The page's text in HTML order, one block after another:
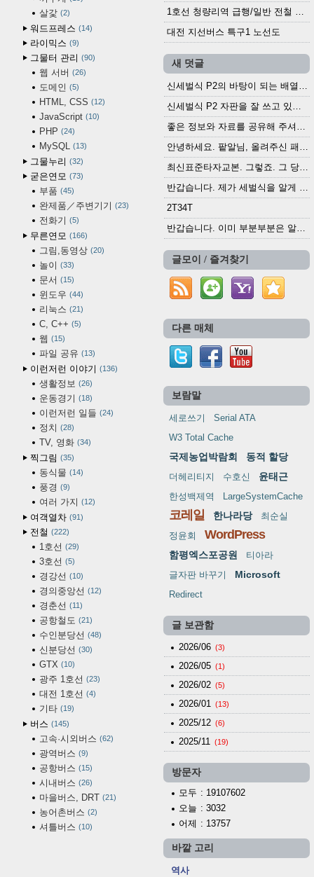
살갗 2
워드프레스 14
라이믹스 9
그물터 관리 90
웹 서버 26
도메인 5
HTML, CSS 12
JavaScript 10
PHP 24
MySQL 13
그물누리 32
굳은연모 73
부품 45
완제품／주변기기 23
전화기 5
무른연모 166
그림,동영상 20
놀이 33
문서 15
윈도우 44
리눅스 21
C, C++ 5
웹 15
파일 공유 13
이런저런 이야기 136
생활정보 26
운동경기 18
이런저런 일들 24
정치 28
TV, 영화 34
찍그림 35
동식물 14
풍경 9
여러 가지 12
여객열차 91
전철 222
1호선 29
3호선 5
경강선 10
경의중앙선 12
경춘선 11
공항철도 21
수인분당선 48
신분당선 30
GTX 10
광주 1호선 23
대전 1호선 4
기타 19
버스 145
고속·시외버스 62
광역버스 9
공항버스 15
시내버스 26
마을버스, DRT 21
농어촌버스 2
셔틀버스 10
1호선 청량리역 급행/일반 전철 시간표 · 노선도 (2025.12.30~)
대전 지선버스 특구1 노선도
새 덧글
신세벌식 P2의 바탕이 되는 배열이나 주요 기능...
신세벌식 P2 자판을 잘 쓰고 있습니다. 쓰기 편리...
좋은 정보와 자료를 공유해 주셔서 고맙습니다....
안녕하세요. 팥알님, 올려주신 패치 여러모로 감사...
최신표준타자교본. 그렇죠. 그 당시에 최신 표준...
반갑습니다. 제가 세벌식을 알게 되어 세벌식 써...
2T34T
반갑습니다. 이미 부분부분은 알려진 정보들이...
글모이 / 즐겨찾기
다른 매체
보람말
세로쓰기
Serial ATA
W3 Total Cache
국제농업박람회 동적 할당
더헤리티지 수호신 윤태근
한성백제역 LargeSystemCache
코레일 한나라당
최순실
정윤회
WordPress
함평엑스포공원
티아라
글자판 바꾸기
Microsoft
Redirect
글 보관함
2026/06 (3)
2026/05 (1)
2026/02 (5)
2026/01 (13)
2025/12 (6)
2025/11 (19)
방문자
모두 : 19107602
오늘 : 3032
어제 : 13757
바깥 고리
역사